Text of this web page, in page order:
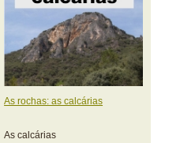
As rochas: as calcárias
As calcárias